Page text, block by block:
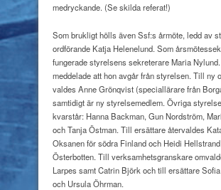
medryckande. (Se skilda referat!)
Som brukligt hölls även Ssf:s årmöte, ledd av
ordförande Katja Helenelund. Som
fungerade styrelsens sekreterare Maria
meddelade att hon avgår från styrelsen. Till ny
valdes Anne Grönqvist (speciallärare från
samtidigt är ny styrelsemedlem. Övriga
kvarstår: Hanna Backman, Gun Nordström,
och Tanja Östman. Till ersättare återvaldes
Oksanen för södra Finland och Heidi
Österbotten. Till verksamhetsgranskare
Larpes samt Catrin Björk och till ersättare
och Ursula Öhrman.